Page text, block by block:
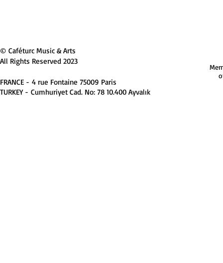
© Caféturc Music & Arts
All Rights Reserved 2023
FRANCE - 4 rue Fontaine 75009 Paris
TURKEY - Cumhuriyet Cad. No: 78 10.400 Ayvalık